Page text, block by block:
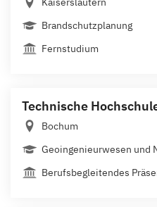
Brandschutzplanung
Fernstudium
Technische
Bochum
Geoingenieurwesen und
Berufsbegleitendes